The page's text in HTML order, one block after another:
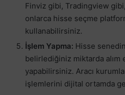
Finviz gibi, Tradingview
onlarca hisse seçme
kullanabilirsiniz.
İşlem Yapma: Hisse
belirlediğiniz miktarda alım
yapabilirsiniz. Aracı
işlemlerini dijital ortamda